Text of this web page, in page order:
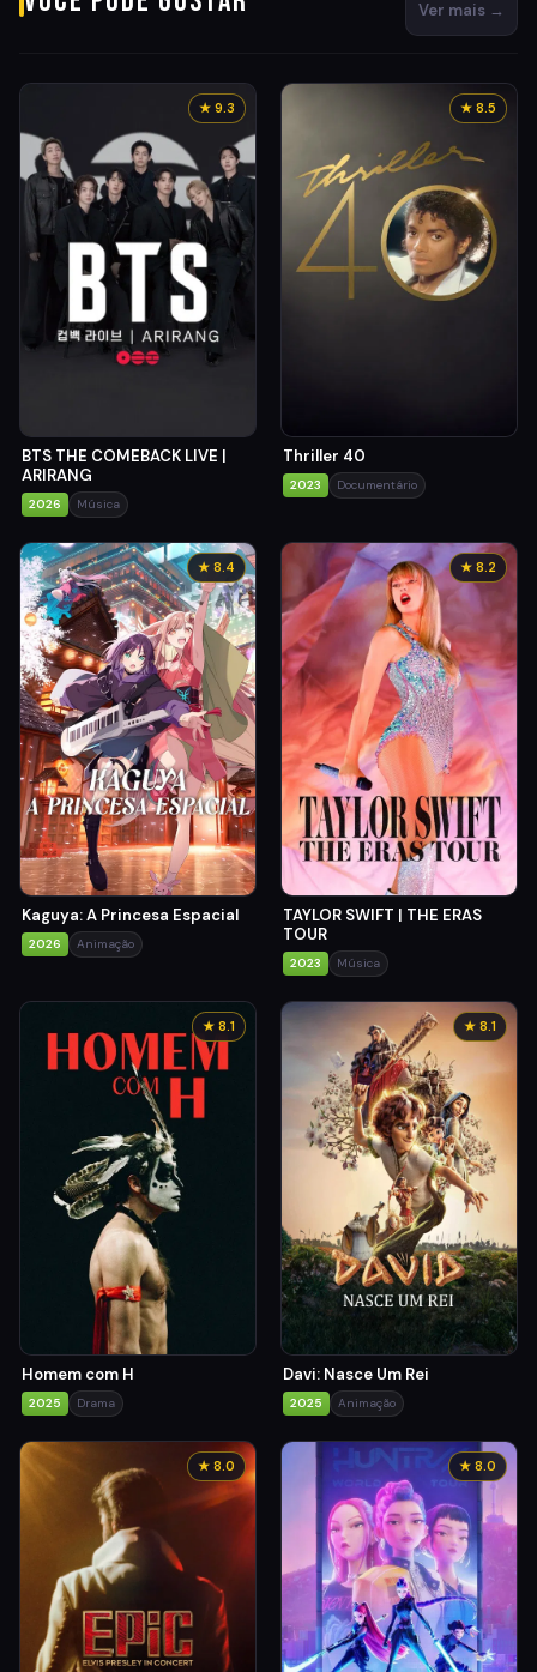
Ver mais →
★ 9.3
BTS THE COMEBACK LIVE |
ARIRANG
2026 Música
★ 8.5
Thriller 40
2023 Documentário
★ 8.4
Kaguya: A Princesa Espacial
2026 Animação
★ 8.2
TAYLOR SWIFT | THE ERAS
TOUR
2023 Música
★ 8.1
Homem com H
2025 Drama
★ 8.1
Davi: Nasce Um Rei
2025 Animação
★ 8.0 ★ 8.0